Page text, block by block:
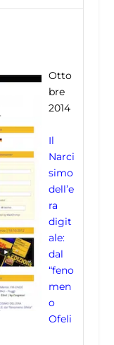
Otto
bre
2014
Il
Narci
simo
dell’e
ra
digit
ale:
dal
“feno
men
o
Ofeli